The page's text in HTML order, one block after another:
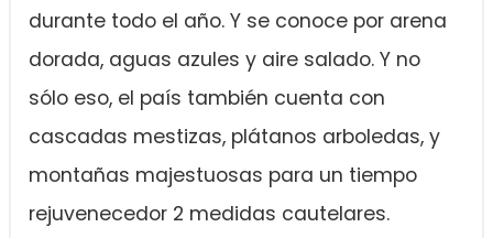
durante todo el año. Y se conoce por arena
dorada, aguas azules y aire salado. Y no
sólo eso, el país también cuenta con
cascadas mestizas, plátanos arboledas, y
montañas majestuosas para un tiempo
rejuvenecedor 2 medidas cautelares.